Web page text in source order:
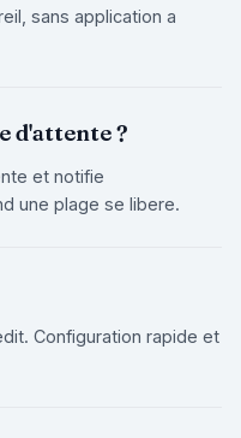
sans application a
d'attente ?
et notifie
une plage se libere.
Configuration rapide et